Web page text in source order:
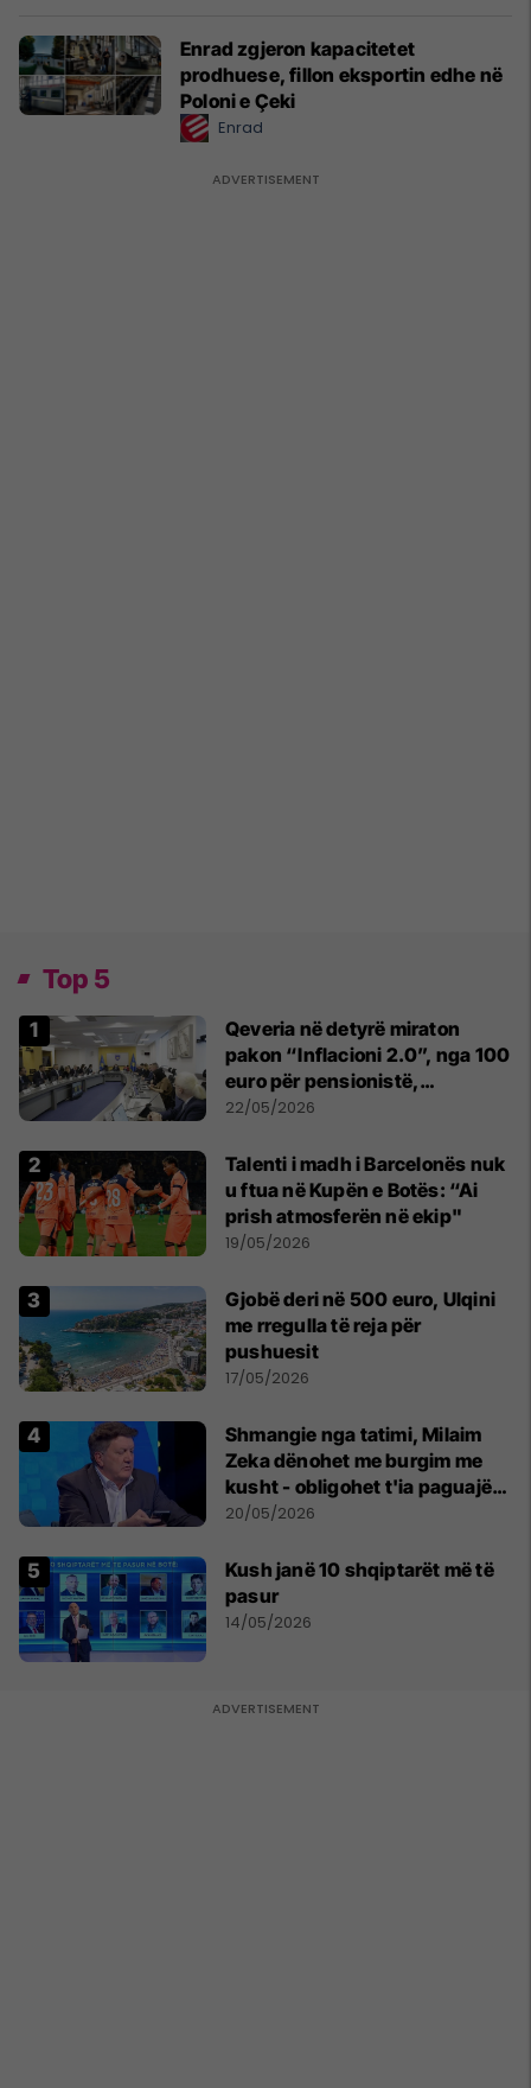
Enrad zgjeron kapacitetet
prodhuese, fillon eksportin edhe në
Poloni e Çeki
Enrad
Top 5
Qeveria në detyrë miraton
pakon “Inflacioni 2.0”, nga 100
euro për pensionistë,
punëtorët privat, fëmijë dhe
22/05/2026
Talenti i madh i Barcelonës nuk
u ftua në Kupën e Botës: “Ai
prish atmosferën në ekip"
19/05/2026
Gjobë deri në 500 euro, Ulqini
me rregulla të reja për
pushuesit
17/05/2026
Shmangie nga tatimi, Milaim
Zeka dënohet me burgim me
kusht - obligohet t'ia paguajë
ATK-së 81 mijë euro
20/05/2026
Kush janë 10 shqiptarët më të
pasur
14/05/2026